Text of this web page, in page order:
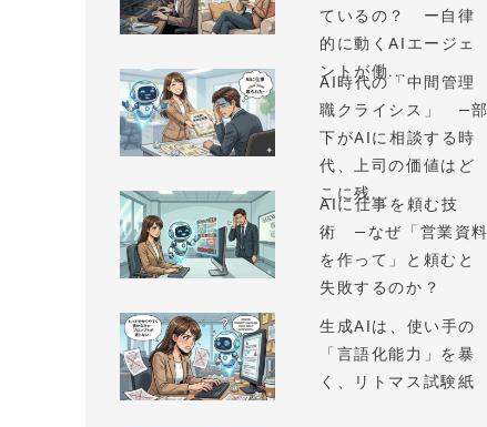
ているの？ ー自律
的に動くAIエージェ
ントが働...
AI時代の「中間管理
職クライシス」 —部
下がAIに相談する時
代、上司の価値はど
こに残...
AIに仕事を頼む技
術 —なぜ「営業資料
を作って」と頼むと
失敗するのか？
生成AIは、使い手の
「言語化能力」を暴
く、リトマス試験紙